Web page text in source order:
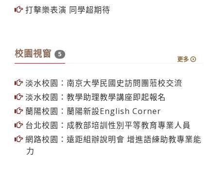
打擊樂表演 同學超期待
校園視窗 5
更多
淡水校園：南京大學民國史訪問團蒞校交流
淡水校園：教學助理教學講座即起報名
蘭陽校園：蘭陽新設English Corner
台北校園：成教部培訓性別平等教育專業人員
網路校園：遠距組辦說明會 增進語練助教專業能
力